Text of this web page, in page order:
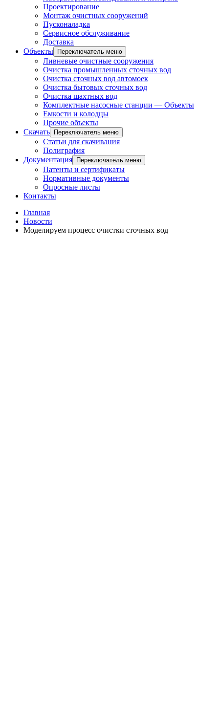
Проектирование
Монтаж очистных сооружений
Пусконаладка
Сервисное обслуживание
Доставка
Объекты
Переключатель меню
Ливневые очистные сооружения
Очистка промышленных сточных вод
Очистка сточных вод автомоек
Очистка бытовых сточных вод
Очистка шахтных вод
Комплектные насосные станции — Объекты
Емкости и колодцы
Прочие объекты
Скачать
Переключатель меню
Статьи для скачивания
Полиграфия
Документация
Переключатель меню
Патенты и сертификаты
Нормативные документы
Опросные листы
Контакты
Главная
Новости
Моделируем процесс очистки сточных вод